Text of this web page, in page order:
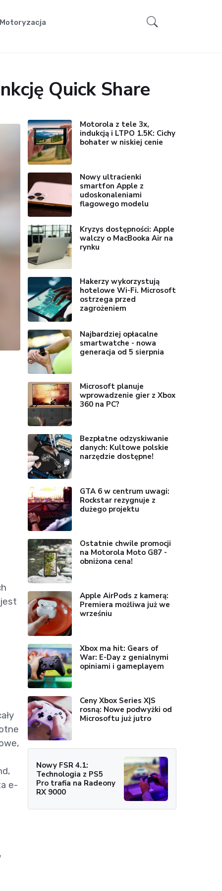
Motoryzacja
Quick Share
e-
Motorola z tele 3x,
indukcją i LTPO 1.5K: Cichy
bohater w niskiej cenie
Nowy ultracienki
smartfon Apple z
udoskonaleniami
flagowego modelu
Kryzys dostępności: Apple
walczy o MacBooka Air na
rynku
Hakerzy wykorzystują
hotelowe Wi-Fi. Microsoft
ostrzega przed
zagrożeniem
Najbardziej opłacalne
smartwatche - nowa
generacja od 5 sierpnia
Microsoft planuje
wprowadzenie gier z Xbox
360 na PC?
Bezpłatne odzyskiwanie
danych: Kultowe polskie
narzędzie dostępne!
GTA 6 w centrum uwagi:
Rockstar rezygnuje z
dużego projektu
Ostatnie chwile promocji
na Motorola Moto G87 -
obniżona cena!
Apple AirPods z kamerą:
Premiera możliwa już we
wrześniu
Xbox ma hit: Gears of
War: E-Day z genialnymi
opiniami i gameplayem
Ceny Xbox Series X|S
rosną: Nowe podwyżki od
Microsoftu już jutro
Nowy FSR 4.1:
Technologia z PS5
Pro trafia na Radeony
RX 9000